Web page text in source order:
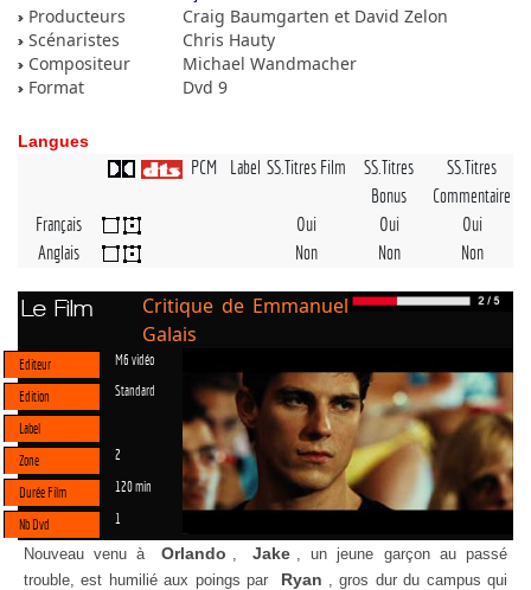
Producteurs
Craig Baumgarten et David Zelon
Scénaristes
Chris Hauty
Compositeur
Michael Wandmacher
Format
Dvd 9
Langues
PCM Label SS.Titres Film
SS.Titres
Bonus
SS.Titres
Commentaire
Français
Oui Oui
Oui
Anglais
Non Non Non
Le Film
Critique de Emmanuel
Galais
Editeur M6 vidéo
Edition Standard
Label
Zone
2
Durée Film 120 min
Nb Dvd 1
Nouveau venu à Orlando , Jake , un jeune garçon au passé
trouble, est humilié aux poings par
Ryan , gros dur du campus qui